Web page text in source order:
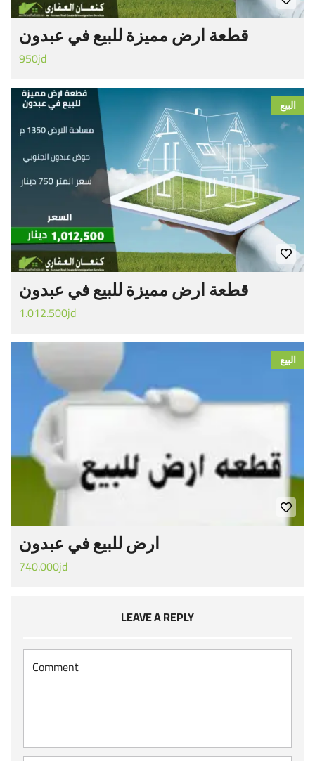
قطعة ارض مميزة للبيع في عبدون
950jd
البيع
قطعة ارض مميزة للبيع في عبدون
1.012.500jd
البيع
ارض للبيع في عبدون
740.000jd
LEAVE A REPLY